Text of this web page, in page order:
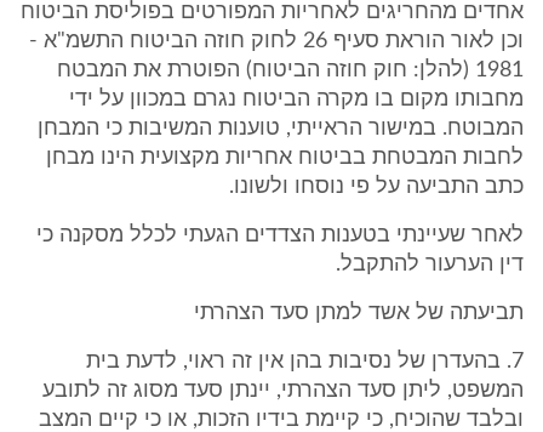
אחדים מהחריגים לאחריות המפורטים בפוליסת הביטוח
וכן לאור הוראת סעיף 26 לחוק חוזה הביטוח התשמ"א -
1981 (להלן: חוק חוזה הביטוח) הפוטרת את המבטח
מחבותו מקום בו מקרה הביטוח נגרם במכוון על ידי
המבוטח. במישור הראייתי, טוענות המשיבות כי המבחן
לחבות המבטחת בביטוח אחריות מקצועית הינו מבחן
כתב התביעה על פי נוסחו ולשונו.
לאחר שעיינתי בטענות הצדדים הגעתי לכלל מסקנה כי
דין הערעור להתקבל.
תביעתה של אשד למתן סעד הצהרתי
7. בהעדרן של נסיבות בהן אין זה ראוי, לדעת בית
המשפט, ליתן סעד הצהרתי, יינתן סעד מסוג זה לתובע
ובלבד שהוכיח, כי קיימת בידיו הזכות, או כי קיים המצב